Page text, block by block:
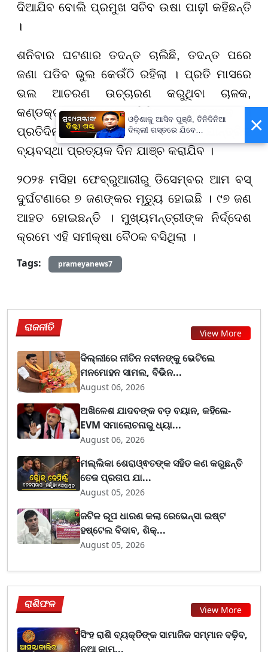
ଦିଆଯିବ ବୋଲି ପ୍ରମୁଖ ସଚିବ ଉଷା ପାଢ଼ୀ କହିଛନ୍ତି
।
ଶନିବାର ଘଟଣାର ତଦନ୍ତ ଚାଲିଛି, ତଦନ୍ତ ପରେ
ଜଣା ପଡିବ ଭୁଲ କେଉଁଠି ରହିଲା । ପ୍ରତି ମାସରେ
ଭଲ ଆଚରଣ ଉଚ୍ଚାରଣ କରୁଥିବା ଚାଳକ,
କଣ୍ଡକ୍ଟର ମାନଙ୍କୁ ମିଳିବ ପ୍ରୋତ୍ସାହନ ।
ପ୍ରତିଦିନ ଚଳାଚଳ କରୁଥିବା ଆମ ବସର ଯାନ୍ତ୍ରିକ
ବ୍ୟବସ୍ଥା ପ୍ରତ୍ୟକ ଦିନ ଯାଞ୍ଚ କରାଯିବ ।
୨୦୨୫ ମସିହା ଫେବ୍ରୁଆରୀରୁ ଡିସେମ୍ବର ଆମ ବସ୍
ଦୁର୍ଘଟଣାରେ ୭ ଜଣଙ୍କର ମୃତ୍ୟୁ ହୋଇଛି । ୯୭ ଜଣ
ଆହତ ହୋଇଛନ୍ତି । ମୁଖ୍ୟମନ୍ତ୍ରୀଙ୍କ ନିର୍ଦ୍ଦେଶ
କ୍ରମେ ଏହି ସମୀକ୍ଷା ବୈଠକ ବସିଥିଲା ।
Tags:
prameyanews7
ରାଜନୀତି View More
ଦିଲ୍ଲୀରେ ନୀତିନ ନବୀନଙ୍କୁ ଭେଟିଲେ
ମନମୋହନ ସାମଲ, ବିଭିନ...
August 06, 2026
ଅଖିଳେଶ ଯାଦବଙ୍କ ବଡ଼ ବୟାନ, କହିଲେ-
EVM ସମାଲୋଚନାରୁ ଧ୍ୟା...
August 06, 2026
ମଲ୍ଲିକା ଶେରାଓ୍ଵତଙ୍କ ସହିତ କଣ କରୁଛନ୍ତି
ତେଜ ପ୍ରତାପ ଯା...
August 05, 2026
ଜଟିଳ ରୂପ ଧାରଣ କଲା ରେଭେନ୍ସା ଇଷ୍ଟ
ହଷ୍ଟେଲ ବିଦାବ, ଶିକ୍...
August 05, 2026
ରାଶିଫଳ View More
ସିଂହ ରାଶି ବ୍ୟକ୍ତିଙ୍କ ସାମାଜିକ ସମ୍ମାନ ବଢ଼ିବ,
ନୂଆ କାମ...
×
ଓଡ଼ିଶାକୁ ଆସିବ ପୁଞ୍ଜି, ତିନିଦିନିଆ
ଦିଲ୍ଲୀ ଗସ୍ତରେ ଯିବେ